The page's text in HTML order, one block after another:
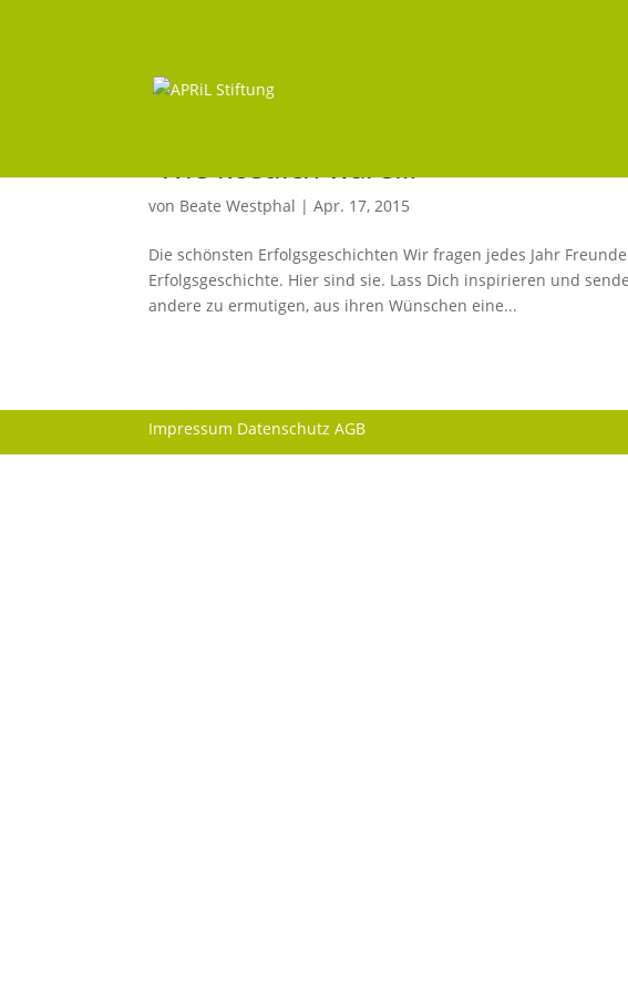
“Wie köstlich wäre…”
von Beate Westphal |Apr. 17, 2015
Die schönsten Erfolgsgeschichten Wir fragen jedes Jahr
Erfolgsgeschichte. Hier sind sie. Lass Dich inspirieren und
andere zu ermutigen, aus ihren Wünschen eine...
Impressum Datenschutz AGB